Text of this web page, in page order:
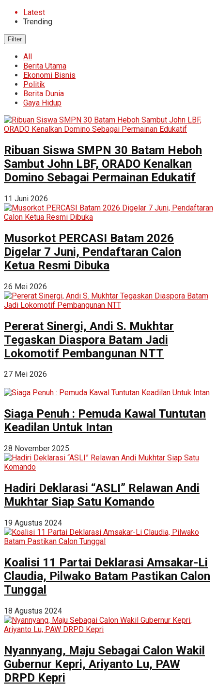
Latest
Trending
Filter
All
Berita Utama
Ekonomi Bisnis
Politik
Berita Dunia
Gaya Hidup
Ribuan Siswa SMPN 30 Batam Heboh
Sambut John LBF, ORADO Kenalkan
Domino Sebagai Permainan Edukatif
11 Juni 2026
Musorkot PERCASI Batam 2026
Digelar 7 Juni, Pendaftaran Calon
Ketua Resmi Dibuka
26 Mei 2026
Pererat Sinergi, Andi S. Mukhtar
Tegaskan Diaspora Batam Jadi
Lokomotif Pembangunan NTT
27 Mei 2026
Siaga Penuh : Pemuda Kawal Tuntutan
Keadilan Untuk Intan
28 November 2025
Hadiri Deklarasi “ASLI” Relawan Andi
Mukhtar Siap Satu Komando
19 Agustus 2024
Koalisi 11 Partai Deklarasi Amsakar-Li
Claudia, Pilwako Batam Pastikan Calon
Tunggal
18 Agustus 2024
Nyannyang, Maju Sebagai Calon Wakil
Gubernur Kepri, Ariyanto Lu, PAW
DRPD Kepri